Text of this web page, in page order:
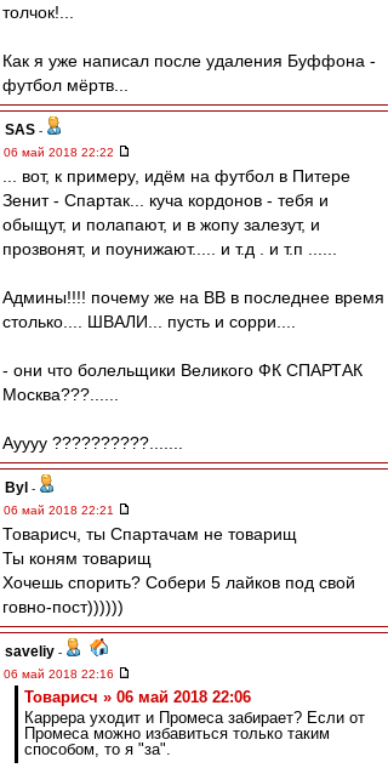
толчок!...
Как я уже написал после удаления Буффона -
футбол мёртв...
SAS -
06 май 2018 22:22
... вот, к примеру, идём на футбол в Питере
Зенит - Спартак... куча кордонов - тебя и
обыщут, и полапают, и в жопу залезут, и
прозвонят, и поунижают..... и т.д . и т.п ......
Админы!!!! почему же на ВВ в последнее время
столько.... ШВАЛИ... пусть и сорри....
- они что болельщики Великого ФК СПАРТАК
Москва???......
Ауууу ??????????.......
Byl -
06 май 2018 22:21
Товарисч, ты Спартачам не товарищ
Ты коням товарищ
Хочешь спорить? Собери 5 лайков под свой
говно-пост))))))
saveliy -
06 май 2018 22:16
Товарисч » 06 май 2018 22:06
Каррера уходит и Промеса забирает? Если от
Промеса можно избавиться только таким
способом, то я "за".